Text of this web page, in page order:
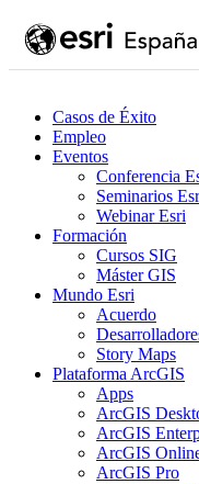
Casos de Éxito
Empleo
Eventos
Conferencia
Seminarios
Webinar Esri
Formación
Cursos SIG
Máster GIS
Mundo Esri
Acuerdo
Story Maps
Plataforma ArcGIS
Apps
ArcGIS
ArcGIS
ArcGIS
ArcGIS Pro